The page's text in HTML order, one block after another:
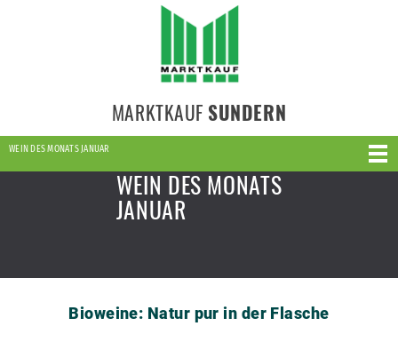
MARKTKAUF SUNDERN
WEIN DES MONATS JANUAR
WEIN DES MONATS
JANUAR
Bioweine: Natur pur in der Flasche